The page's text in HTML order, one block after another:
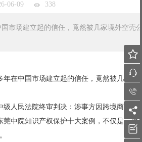
06-09 338
国市场建立起的信任，竟然被几家境外空
在中国市场建立起的信任，竟然被几家
民法院终审判决：涉事方因跨境商标侵
中院知识产权保护十大案例，不仅是一次




